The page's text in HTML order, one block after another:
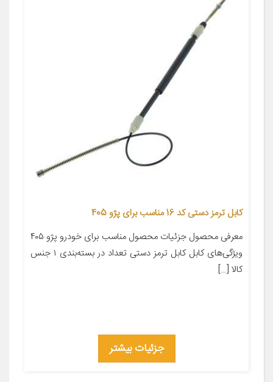
کابل ترمز دستی کد 16 مناسب برای پژو 405
معرفی محصول جزئیات محصول مناسب برای خودرو پژو ۴۰۵
ویژگی‌های کابل کابل ترمز دستی تعداد در بسته‌بندی ۱ جنس
کالا […]
جزئیات بیشتر